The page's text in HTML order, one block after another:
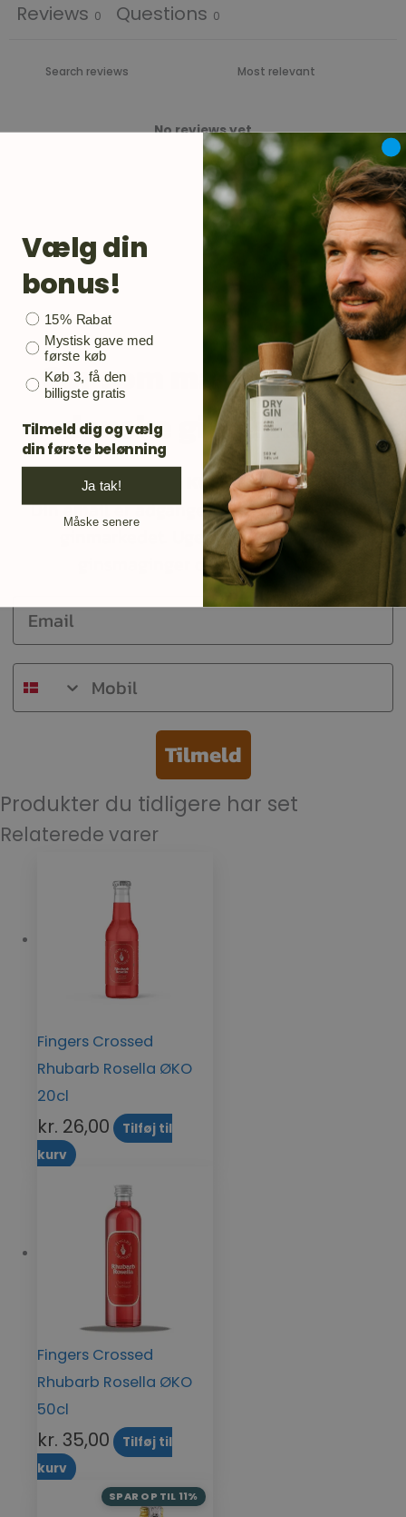
Reviews 0 Questions 0
No reviews yet
Gør som mange andre
danske ginelskere.
TILMELD DIG KUNDEKLUBBEN
Din email er adgangen til opdateringer på
ginmarkedet. Ugens flaske, nye gin,
ginsmaginger og meget andet.
Email
Mobil
Tilmeld
Produkter du tidligere har set
Relaterede varer
Fingers Crossed
Rhubarb Rosella ØKO
20cl
kr. 26,00
Tilføj til
kurv
Fingers Crossed
Rhubarb Rosella ØKO
50cl
kr. 35,00
Tilføj til
kurv
SPAR OP TIL 11%
Vælg din
bonus!
Bonusgave
15% Rabat
Mystisk gave med
første køb
Køb 3, få den
billigste gratis
Tilmeld dig og vælg
din første belønning
Ja tak!
Måske senere